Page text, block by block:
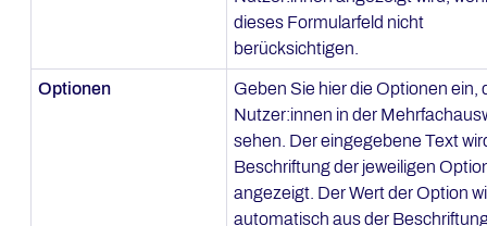
dieses Formularfeld nicht
berücksichtigen.
Optionen
Geben Sie hier die Optionen ein,
Nutzer:innen in der
sehen. Der eingegebene Text
Beschriftung der jeweiligen
angezeigt. Der Wert der Option
automatisch aus der